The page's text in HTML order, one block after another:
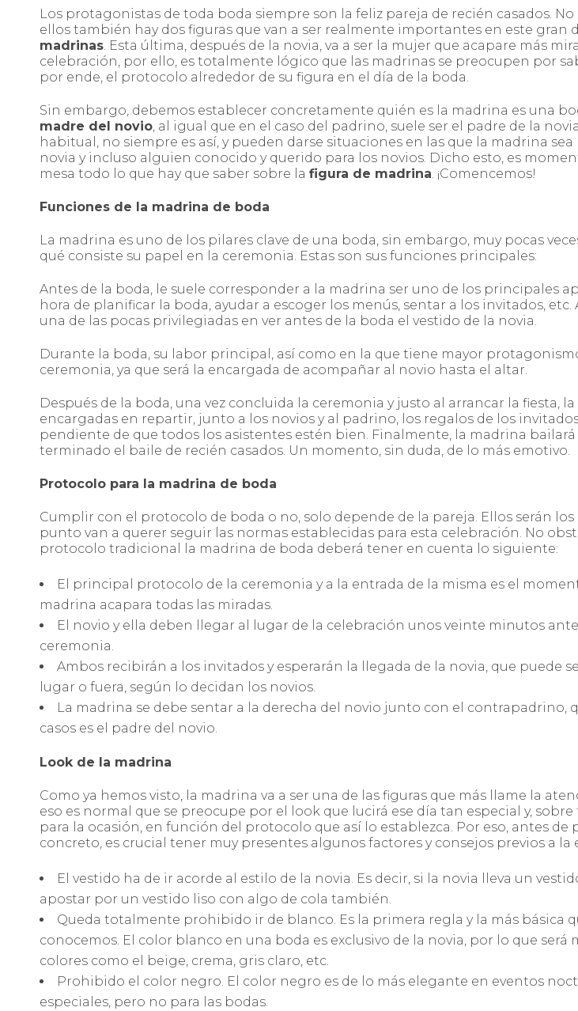
Los protagonistas de toda boda siempre son la feliz pareja de recién casados.
ellos también hay dos figuras que van a ser realmente importantes en este gran
madrinas. Esta última, después de la novia, va a ser la mujer que acapare más
celebración, por ello, es totalmente lógico que las madrinas se preocupen por
por ende, el protocolo alrededor de su figura en el día de la boda.
Sin embargo, debemos establecer concretamente quién es la madrina es una
madre del novio, al igual que en el caso del padrino, suele ser el padre de la
habitual, no siempre es así, y pueden darse situaciones en las que la madrina
novia y incluso alguien conocido y querido para los novios. Dicho esto, es
mesa todo lo que hay que saber sobre la figura de madrina. ¡Comencemos!
Funciones de la madrina de boda
La madrina es uno de los pilares clave de una boda, sin embargo, muy pocas
qué consiste su papel en la ceremonia. Estas son sus funciones principales:
Antes de la boda, le suele corresponder a la madrina ser uno de los principales
hora de planificar la boda, ayudar a escoger los menús, sentar a los invitados,
una de las pocas privilegiadas en ver antes de la boda el vestido de la novia.
Durante la boda, su labor principal, así como en la que tiene mayor
ceremonia, ya que será la encargada de acompañar al novio hasta el altar.
Después de la boda, una vez concluida la ceremonia y justo al arrancar la fiesta,
encargadas en repartir, junto a los novios y al padrino, los regalos de los
pendiente de que todos los asistentes estén bien. Finalmente, la madrina
terminado el baile de recién casados. Un momento, sin duda, de lo más emotivo.
Protocolo para la madrina de boda
Cumplir con el protocolo de boda o no, solo depende de la pareja. Ellos serán
punto van a querer seguir las normas establecidas para esta celebración. No
protocolo tradicional la madrina de boda deberá tener en cuenta lo siguiente:
El principal protocolo de la ceremonia y a la entrada de la misma es el
madrina acapara todas las miradas.
El novio y ella deben llegar al lugar de la celebración unos veinte minutos
ceremonia.
Ambos recibirán a los invitados y esperarán la llegada de la novia, que puede
lugar o fuera, según lo decidan los novios.
La madrina se debe sentar a la derecha del novio junto con el contrapadrino,
casos es el padre del novio.
Look de la madrina
Como ya hemos visto, la madrina va a ser una de las figuras que más llame la
eso es normal que se preocupe por el look que lucirá ese día tan especial y, sobre
para la ocasión, en función del protocolo que así lo establezca. Por eso, antes de
concreto, es crucial tener muy presentes algunos factores y consejos previos a la
El vestido ha de ir acorde al estilo de la novia. Es decir, si la novia lleva un
apostar por un vestido liso con algo de cola también.
Queda totalmente prohibido ir de blanco. Es la primera regla y la más básica
conocemos. El color blanco en una boda es exclusivo de la novia, por lo que será
colores como el beige, crema, gris claro, etc.
Prohibido el color negro. El color negro es de lo más elegante en eventos
especiales, pero no para las bodas.